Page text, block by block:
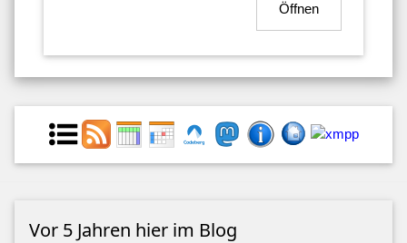
Öffnen
Vor 5 Jahren hier im Blog